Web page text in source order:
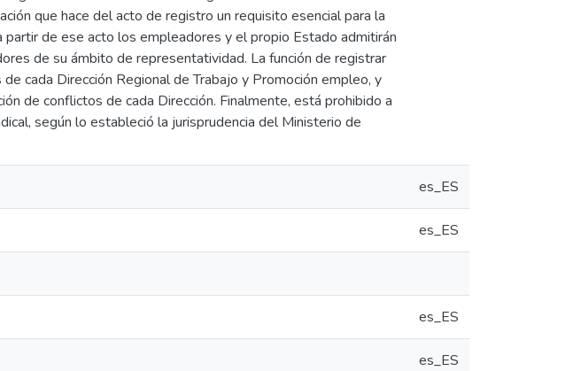
que hace del acto de registro un requisito esencial para la
partir de ese acto los empleadores y el propio Estado admitirán
de su ámbito de representatividad. La función de registrar
cada Dirección Regional de Trabajo y Promoción empleo, y
de conflictos de cada Dirección. Finalmente, está prohibido a
según lo estableció la jurisprudencia del Ministerio de
es_ES
es_ES
es_ES
es_ES